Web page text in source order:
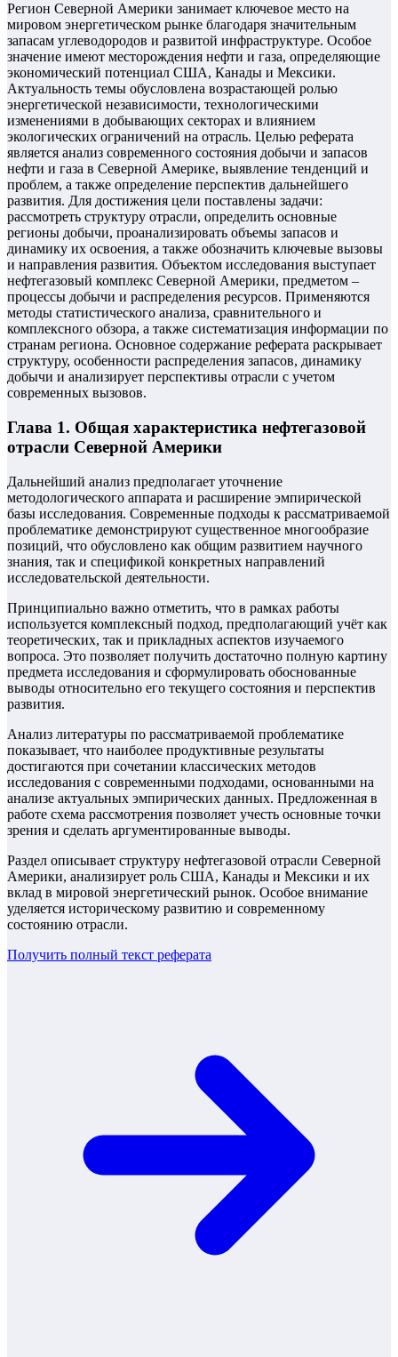
Регион Северной Америки занимает ключевое место на
мировом энергетическом рынке благодаря значительным
запасам углеводородов и развитой инфраструктуре. Особое
значение имеют месторождения нефти и газа, определяющие
экономический потенциал США, Канады и Мексики.
Актуальность темы обусловлена возрастающей ролью
энергетической независимости, технологическими
изменениями в добывающих секторах и влиянием
экологических ограничений на отрасль. Целью реферата
является анализ современного состояния добычи и запасов
нефти и газа в Северной Америке, выявление тенденций и
проблем, а также определение перспектив дальнейшего
развития. Для достижения цели поставлены задачи:
рассмотреть структуру отрасли, определить основные
регионы добычи, проанализировать объемы запасов и
динамику их освоения, а также обозначить ключевые вызовы
и направления развития. Объектом исследования выступает
нефтегазовый комплекс Северной Америки, предметом –
процессы добычи и распределения ресурсов. Применяются
методы статистического анализа, сравнительного и
комплексного обзора, а также систематизация информации по
странам региона. Основное содержание реферата раскрывает
структуру, особенности распределения запасов, динамику
добычи и анализирует перспективы отрасли с учетом
современных вызовов.
Глава 1. Общая характеристика нефтегазовой
отрасли Северной Америки
Дальнейший анализ предполагает уточнение
методологического аппарата и расширение эмпирической
базы исследования. Современные подходы к рассматриваемой
проблематике демонстрируют существенное многообразие
позиций, что обусловлено как общим развитием научного
знания, так и спецификой конкретных направлений
исследовательской деятельности.
Принципиально важно отметить, что в рамках работы
используется комплексный подход, предполагающий учёт как
теоретических, так и прикладных аспектов изучаемого
вопроса. Это позволяет получить достаточно полную картину
предмета исследования и сформулировать обоснованные
выводы относительно его текущего состояния и перспектив
развития.
Анализ литературы по рассматриваемой проблематике
показывает, что наиболее продуктивные результаты
достигаются при сочетании классических методов
исследования с современными подходами, основанными на
анализе актуальных эмпирических данных. Предложенная в
работе схема рассмотрения позволяет учесть основные точки
зрения и сделать аргументированные выводы.
Раздел описывает структуру нефтегазовой отрасли Северной
Америки, анализирует роль США, Канады и Мексики и их
вклад в мировой энергетический рынок. Особое внимание
уделяется историческому развитию и современному
состоянию отрасли.
Получить полный текст реферата